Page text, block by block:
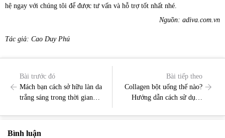
hệ ngay với chúng tôi để được tư vấn và hỗ trợ tốt nhất nhé.
Nguồn: adiva.com.vn
Tác giả: Cao Duy Phú
Bài trước đó
Mách bạn cách sở hữu làn da
trắng sáng trong thời gian
Bài tiếp theo
Collagen bột uống thế nào?
Hướng dẫn cách sử dụng
Bình luận